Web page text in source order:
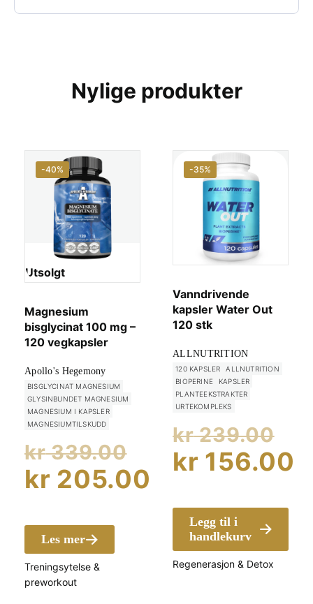
Nylige produkter
-40%
Utsolgt
Magnesium
bisglycinat 100 mg –
120 vegkapsler
Apollo's Hegemony
BISGLYCINAT MAGNESIUM
GLYSINBUNDET MAGNESIUM
MAGNESIUM I KAPSLER
MAGNESIUMTILSKUDD
kr339.00
Opprinnelig
pris
var:
kr 339.00.
kr 205.00
pris
er:
kr 205.00.
Les mer
Treningsytelse &
preworkout
-35%
Vanndrivende
kapsler Water Out
120 stk
ALLNUTRITION
120 KAPSLER
ALLNUTRITION
BIOPERINE
KAPSLER
PLANTEEKSTRAKTER
URTEKOMPLEKS
kr239.00
kr
kr 156.00
pris
er:
kr 156.00.
Legg til i
handlekurv
Regenerasjon & Detox